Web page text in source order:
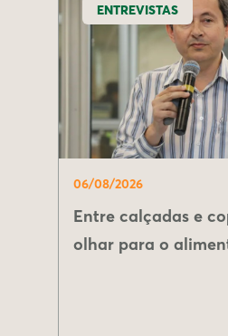
ENTREVISTAS
06/08/2026
Entre calçadas e
olhar para o